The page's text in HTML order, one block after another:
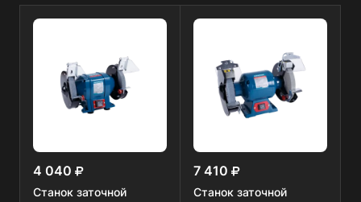
4 040
Станок заточной
7 410
Станок заточной